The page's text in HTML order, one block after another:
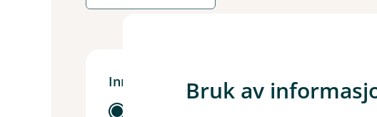
Inntektstap før skattBruk av